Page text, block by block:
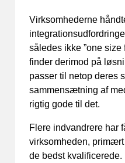
Virksomhederne
således ikke ”one size
finder derimod på
passer til netop deres
sammensætning af
rigtig gode til det.
Flere indvandrere har
virksomheden,
de bedst kvalificerede.